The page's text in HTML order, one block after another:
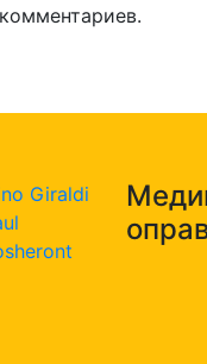
Giraldi